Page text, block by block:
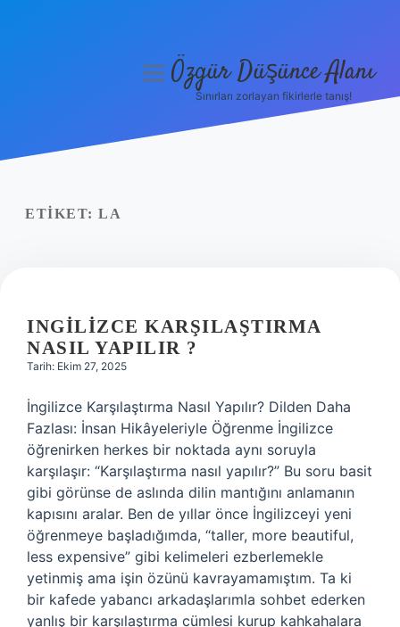
Yasal Uyarı
menüyüÖzgür Düşünce Alanı
Sınırları zorlayan fikirlerle tanış!
ETIKET: LA
INGILIZCE KARŞILAŞTIRMA
NASIL YAPILIR ?
Tarih: Ekim 27, 2025
İngilizce Karşılaştırma Nasıl Yapılır? Dilden Daha
Fazlası: İnsan Hikâyeleriyle Öğrenme İngilizce
öğrenirken herkes bir noktada aynı soruyla
karşılaşır: “Karşılaştırma nasıl yapılır?” Bu soru basit
gibi görünse de aslında dilin mantığını anlamanın
kapısını aralar. Ben de yıllar önce İngilizceyi yeni
öğrenmeye başladığımda, “taller, more beautiful,
less expensive” gibi kelimeleri ezberlemekle
yetinmiş ama işin özünü kavrayamamıştım. Ta ki
bir kafede yabancı arkadaşlarımla sohbet ederken
yanlış bir karşılaştırma cümlesi kurup kahkahalara